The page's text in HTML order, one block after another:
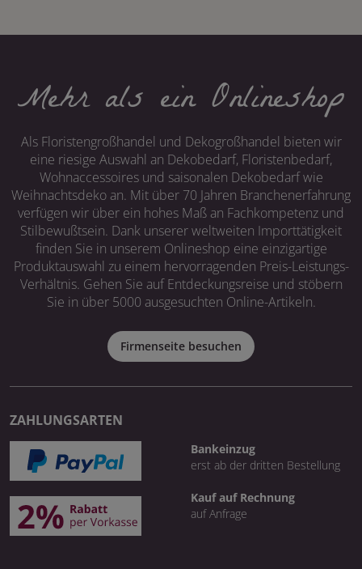
Mehr als ein Onlineshop
Als Floristengroßhandel und Dekogroßhandel bieten wir
eine riesige Auswahl an Dekobedarf, Floristenbedarf,
Wohnaccessoires und saisonalen Dekobedarf wie
Weihnachtsdeko an. Mit über 70 Jahren Branchenerfahrung
verfügen wir über ein hohes Maß an Fachkompetenz und
Stilbewußtsein. Dank unserer weltweiten Importtätigkeit
finden Sie in unserem Onlineshop eine einzigartige
Produktauswahl zu einem hervorragenden Preis-Leistungs-
Verhältnis. Gehen Sie auf Entdeckungsreise und stöbern
Sie in über 5000 ausgesuchten Online-Artikeln.
Firmenseite besuchen
ZAHLUNGSARTEN
Bankeinzug
erst ab der dritten Bestellung
Kauf auf Rechnung
auf Anfrage